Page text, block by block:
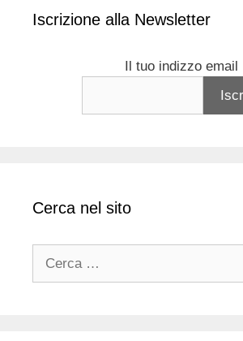
Iscrizione alla Newsletter
Il tuo indizzo email
Cerca nel sito